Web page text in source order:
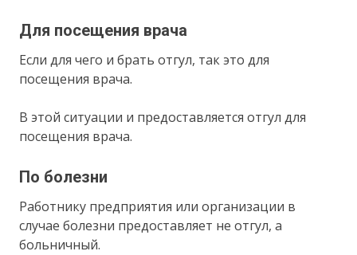
Для посещения врача
Если для чего и брать отгул, так это для
посещения врача.
В этой ситуации и предоставляется отгул для
посещения врача.
По болезни
Работнику предприятия или организации в
случае болезни предоставляет не отгул, а
больничный.